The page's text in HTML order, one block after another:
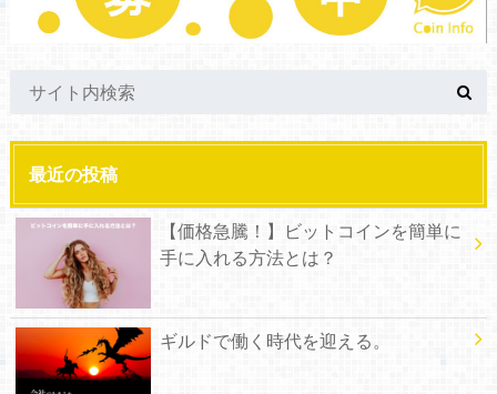
最近の投稿
【価格急騰！】ビットコインを簡単に
手に入れる方法とは？
ギルドで働く時代を迎える。